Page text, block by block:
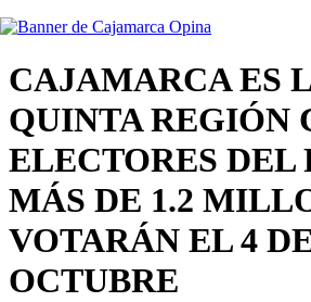
CAJAMARCA ES
QUINTA REGIÓN
ELECTORES DEL
MÁS DE 1.2
VOTARÁN EL 4
OCTUBRE